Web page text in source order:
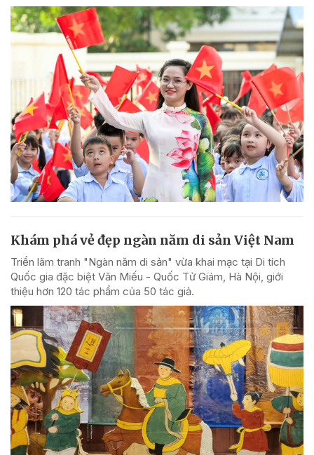
Khám phá vẻ đẹp ngàn năm di sản Việt Nam
Triển lãm tranh "Ngàn năm di sản" vừa khai mạc tại Di tích
Quốc gia đặc biệt Văn Miếu - Quốc Tử Giám, Hà Nội, giới
thiệu hơn 120 tác phẩm của 50 tác giả.